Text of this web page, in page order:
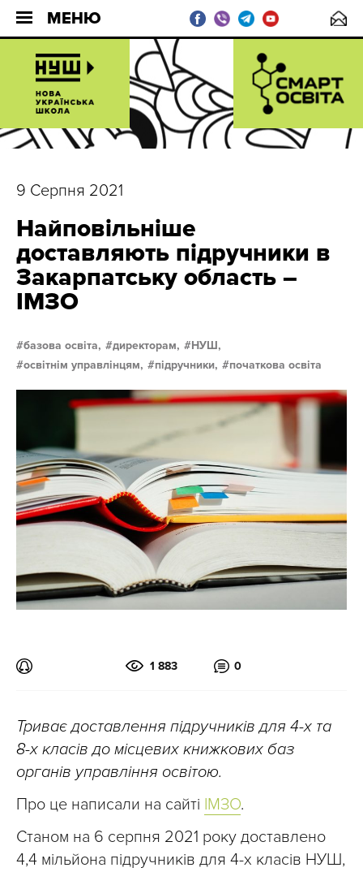
МЕНЮ
9 Серпня 2021
Найповільніше
доставляють підручники в
Закарпатську область –
ІМЗО
базова освіта, директорам,
НУШ,
освітнім управлінцям,
підручники, початкова освіта
1 883 0
Триває доставлення підручників для 4-х та
8-х класів до місцевих книжкових баз
органів управління освітою.
Про це написали на сайті ІМЗО.
Станом на 6 серпня 2021 року доставлено
4,4 мільйона підручників для 4-х класів НУШ,